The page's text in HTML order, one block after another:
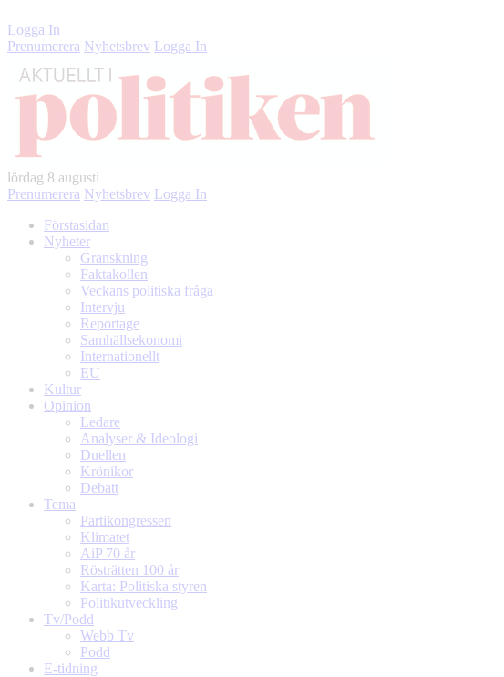
Logga In
Prenumerera Nyhetsbrev Logga In
lördag 8 augusti
Prenumerera Nyhetsbrev Logga In
Förstasidan
Nyheter
Granskning
Faktakollen
Veckans politiska fråga
Intervju
Reportage
Samhällsekonomi
Internationellt
EU
Kultur
Opinion
Ledare
Analyser & Ideologi
Duellen
Krönikor
Debatt
Tema
Partikongressen
Klimatet
AiP 70 år
Rösträtten 100 år
Karta: Politiska styren
Politikutveckling
Tv/Podd
Webb Tv
Podd
E-tidning